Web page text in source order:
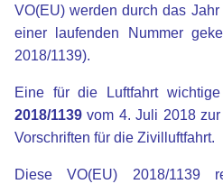
VO(EU) werden durch das
einer laufenden Nummer
2018/1139).
Eine für die Luftfahrt
2018/1139 vom 4. Juli 2018
Vorschriften für die Zivilluftfahrt.
Diese VO(EU) 2018/1139